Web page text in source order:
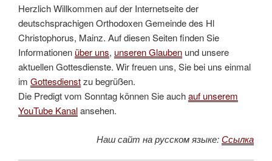
Herzlich Willkommen auf der Internetseite der
deutschsprachigen Orthodoxen Gemeinde des Hl
Christophorus, Mainz. Auf diesen Seiten finden Sie
Informationen über uns, unseren Glauben und unsere
aktuellen Gottesdienste. Wir freuen uns, Sie bei uns einmal
im Gottesdienstzu begrüßen.
Die Predigt vom Sonntag können Sie auchauf unserem
YouTube Kanalansehen.
Наш сайт на русском языке:Ссылка